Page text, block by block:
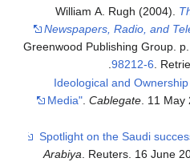
William A.
Newspapers,
Greenwood
.
"Ideological
Media" .
Arabiya.